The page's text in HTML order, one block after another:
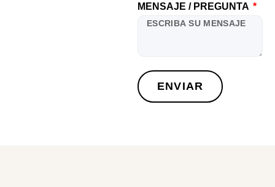
MENSAJE / PREGUNTA
ENVIAR